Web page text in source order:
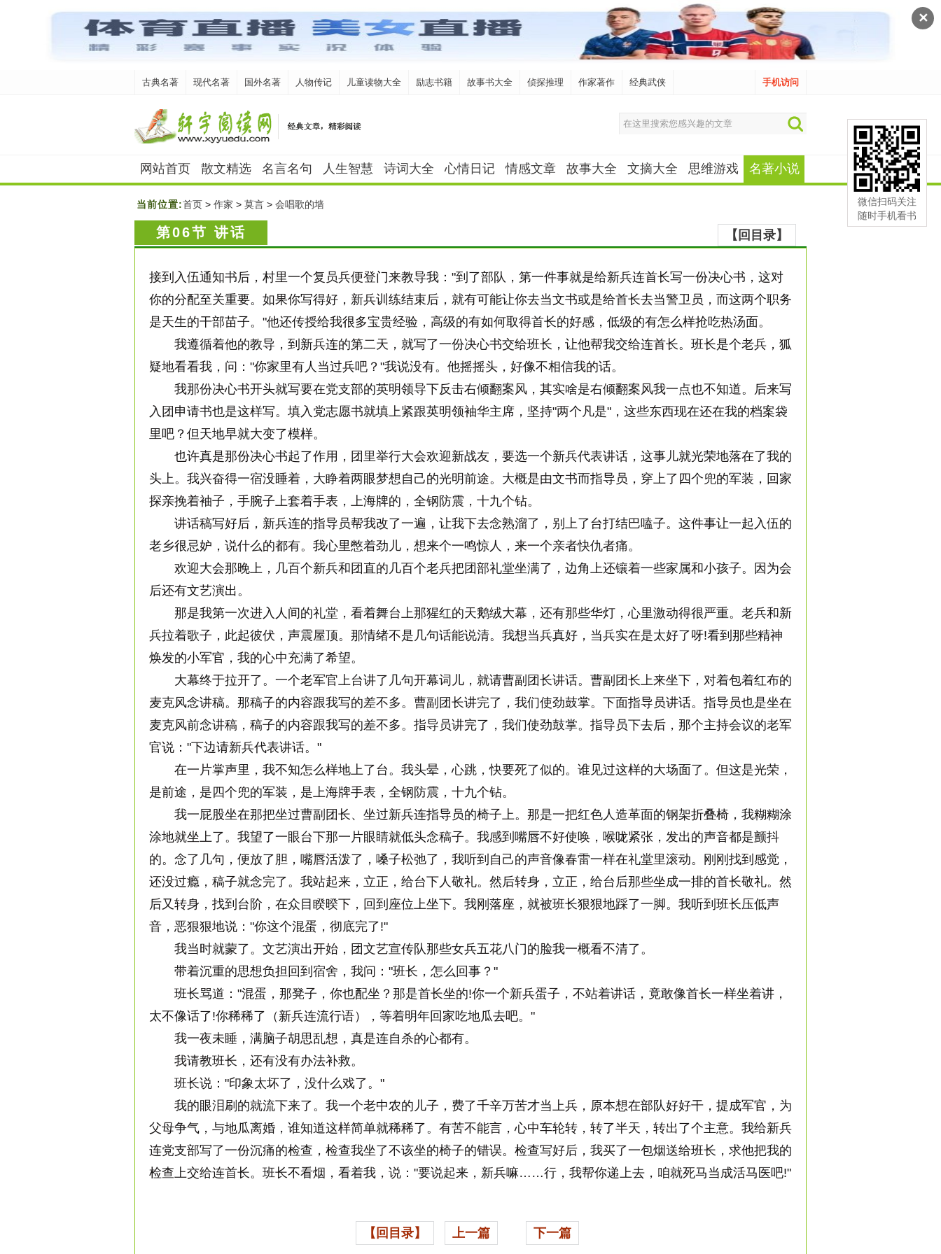
✕
古典名著 现代名著 国外名著 人物传记 儿童读物大全 励志书籍 故事书大全 侦探推理 作家著作 经典武侠 手机访问
网站首页 散文精选 名言名句 人生智慧 诗词大全 心情日记 情感文章 故事大全 文摘大全 思维游戏 名著小说
当前位置:首页> 作家 > 莫言> 会唱歌的墙
第06节 讲话 【回目录】
接到入伍通知书后，村里一个复员兵便登门来教导我："到了部队，第一件事就是给新兵连首长写一份决心书，这对
你的分配至关重要。如果你写得好，新兵训练结束后，就有可能让你去当文书或是给首长去当警卫员，而这两个职务
是天生的干部苗子。"他还传授给我很多宝贵经验，高级的有如何取得首长的好感，低级的有怎么样抢吃热汤面。
我遵循着他的教导，到新兵连的第二天，就写了一份决心书交给班长，让他帮我交给连首长。班长是个老兵，狐
疑地看看我，问："你家里有人当过兵吧？"我说没有。他摇摇头，好像不相信我的话。
我那份决心书开头就写要在党支部的英明领导下反击右倾翻案风，其实啥是右倾翻案风我一点也不知道。后来写
入团申请书也是这样写。填入党志愿书就填上紧跟英明领袖华主席，坚持"两个凡是"，这些东西现在还在我的档案袋
里吧？但天地早就大变了模样。
也许真是那份决心书起了作用，团里举行大会欢迎新战友，要选一个新兵代表讲话，这事儿就光荣地落在了我的
头上。我兴奋得一宿没睡着，大睁着两眼梦想自己的光明前途。大概是由文书而指导员，穿上了四个兜的军装，回家
探亲挽着袖子，手腕子上套着手表，上海牌的，全钢防震，十九个钻。
讲话稿写好后，新兵连的指导员帮我改了一遍，让我下去念熟溜了，别上了台打结巴嗑子。这件事让一起入伍的
老乡很忌妒，说什么的都有。我心里憋着劲儿，想来个一鸣惊人，来一个亲者快仇者痛。
欢迎大会那晚上，几百个新兵和团直的几百个老兵把团部礼堂坐满了，边角上还镶着一些家属和小孩子。因为会
后还有文艺演出。
那是我第一次进入人间的礼堂，看着舞台上那猩红的天鹅绒大幕，还有那些华灯，心里激动得很严重。老兵和新
兵拉着歌子，此起彼伏，声震屋顶。那情绪不是几句话能说清。我想当兵真好，当兵实在是太好了呀!看到那些精神
焕发的小军官，我的心中充满了希望。
大幕终于拉开了。一个老军官上台讲了几句开幕词儿，就请曹副团长讲话。曹副团长上来坐下，对着包着红布的
麦克风念讲稿。那稿子的内容跟我写的差不多。曹副团长讲完了，我们使劲鼓掌。下面指导员讲话。指导员也是坐在
麦克风前念讲稿，稿子的内容跟我写的差不多。指导员讲完了，我们使劲鼓掌。指导员下去后，那个主持会议的老军
官说："下边请新兵代表讲话。"
在一片掌声里，我不知怎么样地上了台。我头晕，心跳，快要死了似的。谁见过这样的大场面了。但这是光荣，
是前途，是四个兜的军装，是上海牌手表，全钢防震，十九个钻。
我一屁股坐在那把坐过曹副团长、坐过新兵连指导员的椅子上。那是一把红色人造革面的钢架折叠椅，我糊糊涂
涂地就坐上了。我望了一眼台下那一片眼睛就低头念稿子。我感到嘴唇不好使唤，喉咙紧张，发出的声音都是颤抖
的。念了几句，便放了胆，嘴唇活泼了，嗓子松弛了，我听到自己的声音像春雷一样在礼堂里滚动。刚刚找到感觉，
还没过瘾，稿子就念完了。我站起来，立正，给台下人敬礼。然后转身，立正，给台后那些坐成一排的首长敬礼。然
后又转身，找到台阶，在众目睽暌下，回到座位上坐下。我刚落座，就被班长狠狠地踩了一脚。我听到班长压低声
音，恶狠狠地说："你这个混蛋，彻底完了!"
我当时就蒙了。文艺演出开始，团文艺宣传队那些女兵五花八门的脸我一概看不清了。
带着沉重的思想负担回到宿舍，我问："班长，怎么回事？"
班长骂道："混蛋，那凳子，你也配坐？那是首长坐的!你一个新兵蛋子，不站着讲话，竟敢像首长一样坐着讲，
太不像话了!你稀稀了（新兵连流行语），等着明年回家吃地瓜去吧。"
我一夜未睡，满脑子胡思乱想，真是连自杀的心都有。
我请教班长，还有没有办法补救。
班长说："印象太坏了，没什么戏了。"
我的眼泪刷的就流下来了。我一个老中农的儿子，费了千辛万苦才当上兵，原本想在部队好好干，提成军官，为
父母争气，与地瓜离婚，谁知道这样简单就稀稀了。有苦不能言，心中车轮转，转了半天，转出了个主意。我给新兵
连党支部写了一份沉痛的检查，检查我坐了不该坐的椅子的错误。检查写好后，我买了一包烟送给班长，求他把我的
检查上交给连首长。班长不看烟，看着我，说："要说起来，新兵嘛……行，我帮你递上去，咱就死马当成活马医吧!"
【回目录】 上一篇 下一篇
微信扫码关注
随时手机看书